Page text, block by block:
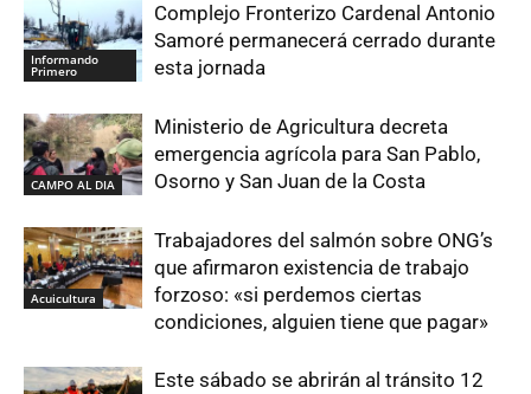
Informando
Primero
Complejo Fronterizo Cardenal Antonio
Samoré permanecerá cerrado durante
esta jornada
CAMPO AL DIA
Ministerio de Agricultura decreta
emergencia agrícola para San Pablo,
Osorno y San Juan de la Costa
Acuicultura
Trabajadores del salmón sobre ONG’s
que afirmaron existencia de trabajo
forzoso: «si perdemos ciertas
condiciones, alguien tiene que pagar»
Este sábado se abrirán al tránsito 12